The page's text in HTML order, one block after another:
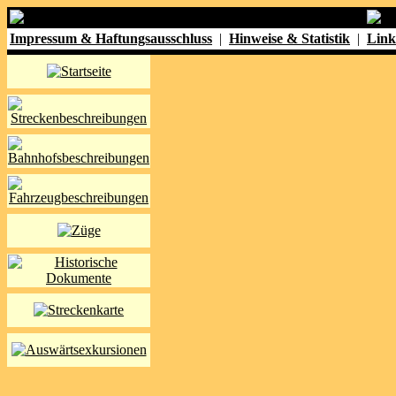
Impressum & Haftungsausschluss | Hinweise & Statistik |